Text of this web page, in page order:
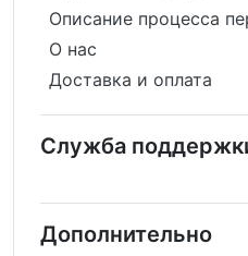
Описание процесса
О нас
Доставка и оплата
Служба
Дополнительно